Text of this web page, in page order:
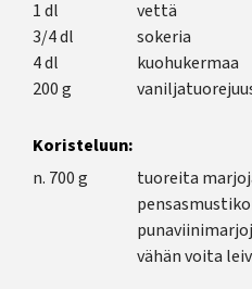
1 dl
vettä
3/4 dl
sokeria
4 dl
kuohukermaa
200 g
Koristeluun:
n. 700 g
tuoreita
vähän voita